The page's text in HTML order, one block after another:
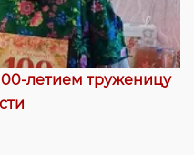
летием труженицу